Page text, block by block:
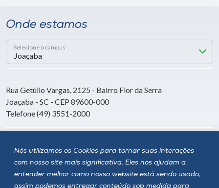
Nós utilizamos os Cookies para tornar suas interações
com nosso site mais significativa. Eles nos ajudam a
entender melhor como nosso website está sendo usado,
assim podemos entregar conteúdo sob medida para
Onde estamos
Selecione o campus
Rua Getúlio Vargas, 2125 - Bairro Flor da Serra
Joaçaba - SC - CEP 89600-000
Telefone (49) 3551-2000
Siga a Unoesc